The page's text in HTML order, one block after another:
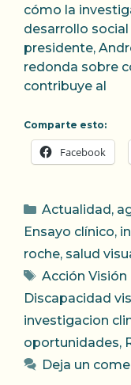
cómo la
desarrollo
presidente,
redonda sobre
contribuye al
Comparte esto:
Facebook
Categorías
Actualidad ,
Ensayo clínico,
roche, salud
Etiquetas
Acción Visión
Discapacidad
investigacion
oportunidades,
Deja un